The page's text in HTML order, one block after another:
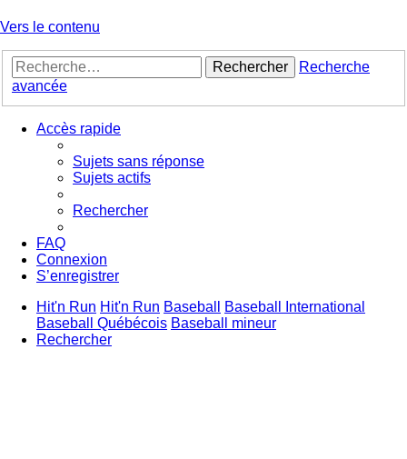
Vers le contenu
Rechercher
Recherche
avancée
Accès rapide
Sujets sans réponse
Sujets actifs
Rechercher
FAQ
Connexion
S’enregistrer
Hit'n Run Hit'n Run Baseball
Baseball International
Baseball Québécois Baseball mineur
Rechercher